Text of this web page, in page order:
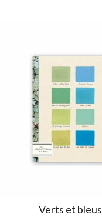
Verts et bleus